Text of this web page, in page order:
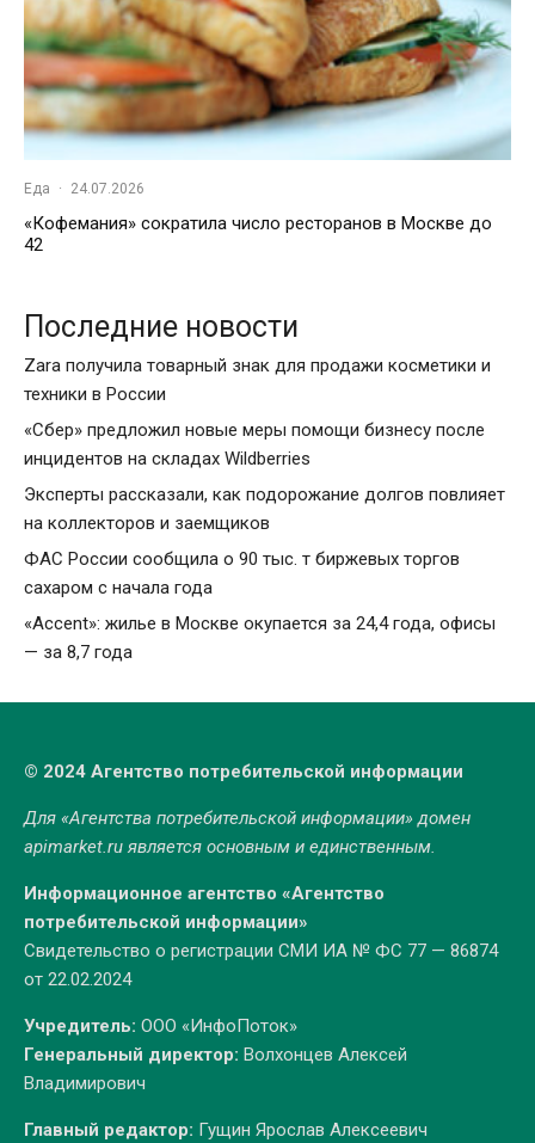
Еда · 24.07.2026
«Кофемания» сократила число ресторанов в Москве до
42
Последние новости
Zara получила товарный знак для продажи косметики и
техники в России
«Сбер» предложил новые меры помощи бизнесу после
инцидентов на складах Wildberries
Эксперты рассказали, как подорожание долгов повлияет
на коллекторов и заемщиков
ФАС России сообщила о 90 тыс. т биржевых торгов
сахаром с начала года
«Accent»: жилье в Москве окупается за 24,4 года, офисы
— за 8,7 года
© 2024 Агентство потребительской информации
Для «Агентства потребительской информации» домен
apimarket.ruявляется основным и единственным.
Информационное агентство «Агентство
потребительской информации»
Свидетельство о регистрации СМИ ИА № ФС 77 — 86874
от 22.02.2024
Учредитель: ООО «ИнфоПоток»
Генеральный директор: Волхонцев Алексей
Владимирович
Главный редактор: Гущин Ярослав Алексеевич